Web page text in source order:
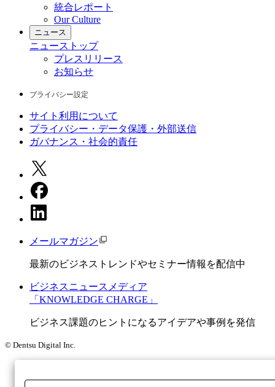
統合レポート
Our Culture
ニュース
ニュース トップ
プレスリリース
お知らせ
プライバシー設定
サイト利用について
プライバシー・データ保護・外部送信
ガバナンス・社会的責任
メールマガジン
最新のビジネストレンドやセミナー情報を配信中
ビジネスニュースメディア
「KNOWLEDGE CHARGE」
ビジネス課題のヒントになるアイデアや事例を発信
© Dentsu Digital Inc.